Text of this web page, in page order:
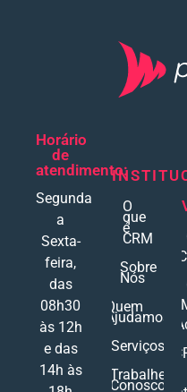
Horário
de
atendimento:
Segunda
a
Sexta-
feira,
das
08h30
às 12h
e das
14h às
O
que
é
CRM
Sobre
Nós
Quem
Ajudamos
Serviços
Trabalhe
Conosco